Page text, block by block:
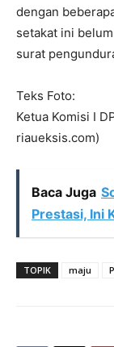
dengan
setakat ini
surat
Teks Foto:
Ketua Komisi I
riaueksis.com)
Baca Juga
Prestasi, Ini
TOPIK maju